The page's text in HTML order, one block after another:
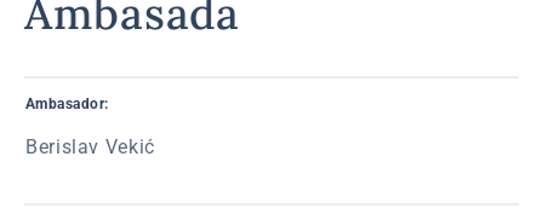
Ambasada
Ambasador:
Berislav Vekić